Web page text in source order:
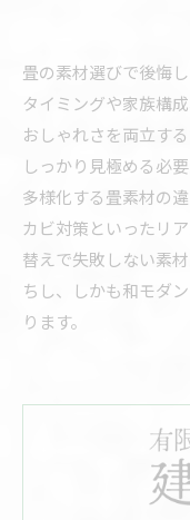
畳の素材選びで後悔
タイミングや家族構
おしゃれさを両立す
しっかり見極める必
多様化する畳素材の
カビ対策といったリ
替えで失敗しない素
ちし、しかも和モダ
ります。